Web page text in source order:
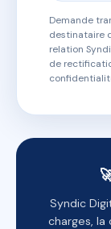
Demande
destinataire
relation
de
Syndic
charges, la